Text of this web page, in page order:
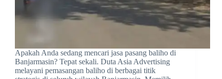
Apakah Anda sedang mencari jasa pasang baliho di
Banjarmasin? Tepat sekali. Duta Asia Advertising
melayani pemasangan baliho di berbagai titik